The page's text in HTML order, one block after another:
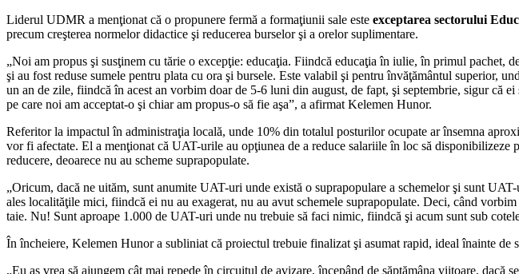
Liderul UDMR a menţionat că o propunere fermă a formaţiunii sale este exceptarea sectorului
precum creşterea normelor didactice şi reducerea burselor şi a orelor suplimentare.
„Noi am propus şi susţinem cu tărie o excepţie: educaţia. Fiindcă educaţia în iulie, în primul pachet,
şi au fost reduse sumele pentru plata cu ora şi bursele. Este valabil şi pentru învăţământul superior,
un an de zile, fiindcă în acest an vorbim doar de 5-6 luni din august, de fapt, şi septembrie, sigur că
pe care noi am acceptat-o şi chiar am propus-o să fie aşa”, a afirmat Kelemen Hunor.
Referitor la impactul în administraţia locală, unde 10% din totalul posturilor ocupate ar însemna
vor fi afectate. El a menţionat că UAT-urile au opţiunea de a reduce salariile în loc să
reducere, deoarece nu au scheme suprapopulate.
„Oricum, dacă ne uităm, sunt anumite UAT-uri unde există o suprapopulare a schemelor şi sunt
ales localităţile mici, fiindcă ei nu au exagerat, nu au avut schemele suprapopulate. Deci, când
taie. Nu! Sunt aproape 1.000 de UAT-uri unde nu trebuie să faci nimic, fiindcă şi acum sunt sub
În încheiere, Kelemen Hunor a subliniat că proiectul trebuie finalizat şi asumat rapid, ideal înainte
„Eu aş vrea să ajungem cât mai repede în circuitul de avizare, începând de săptămâna viitoare,